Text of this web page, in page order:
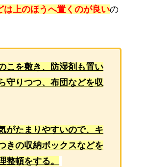
は上のほうへ置くのが良いの
こを敷き、防湿剤も置い
守りつつ、布団などを収
がたまりやすいので、キ
きの収納ボックスなどを
整頓をする。